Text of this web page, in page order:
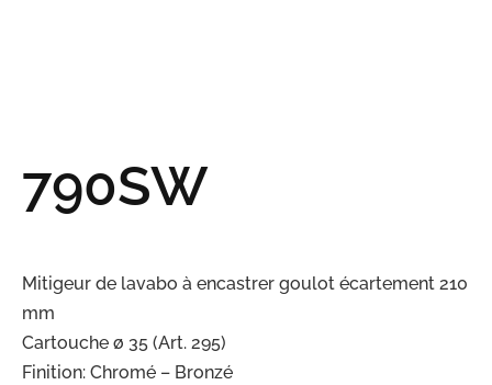
790SW
Mitigeur de lavabo à encastrer goulot écartement 210
mm
Cartouche ø 35 (Art. 295)
Finition: Chromé – Bronzé